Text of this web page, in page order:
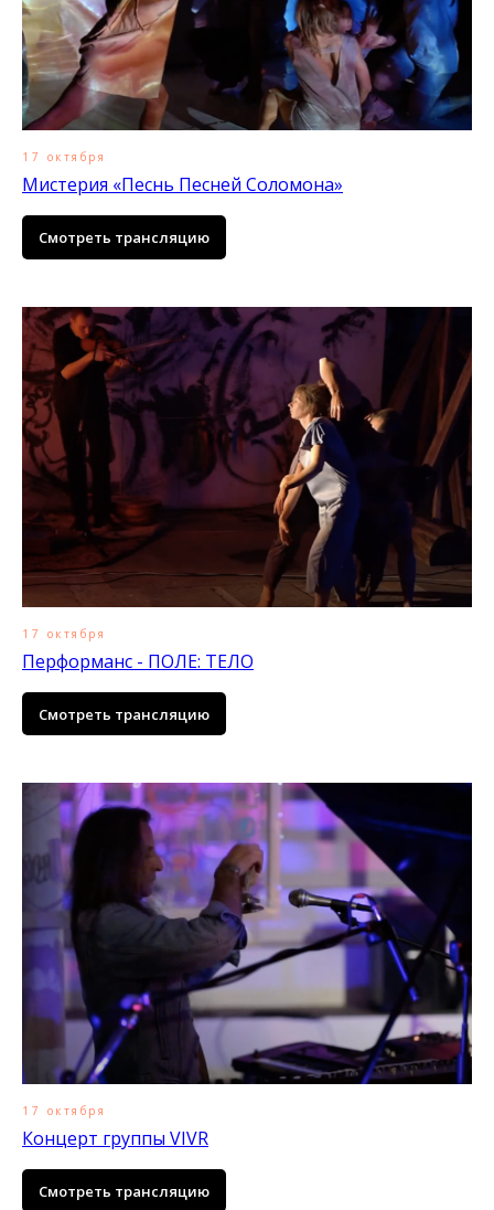
17 октября
Мистерия «Песнь Песней Соломона»
Смотреть трансляцию
17 октября
Перформанс - ПОЛЕ: ТЕЛО
Смотреть трансляцию
17 октября
Концерт группы VIVR
Смотреть трансляцию